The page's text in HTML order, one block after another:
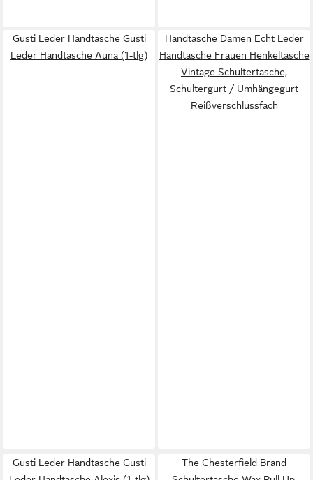
Gusti Leder Handtasche Gusti
Leder Handtasche Auna (1-tlg)
Handtasche Damen Echt Leder
Handtasche Frauen Henkeltasche
Vintage Schultertasche,
Schultergurt / Umhängegurt
Reißverschlussfach
Gusti Leder Handtasche Gusti
The Chesterfield Brand